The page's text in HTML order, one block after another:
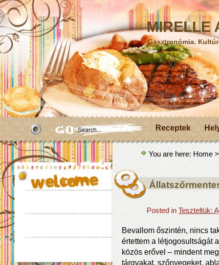
MIRELLE
Gasztronómia.
Receptek
You are here: Home
Posted in Teszteltük:
Bevallom őszintén, nincs
értettem a létjogosultságát
közös erővel – mindent
tárgyakat, szőnyegeket,